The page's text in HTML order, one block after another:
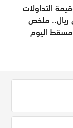
التداولات
مليون ريال.. ملخص
اليوم